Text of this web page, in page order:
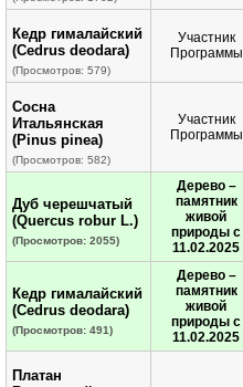
Кедр гималайский
(Cedrus deodara)
(Просмотров: 579)
Участник
Программы
Сосна
Итальянская
(Pinus pinea)
(Просмотров: 582)
Участник
Программы
Дуб черешчатый
(Quercus robur L.)
(Просмотров: 2055)
Дерево –
памятник
живой
природы с
11.02.2025
Кедр гималайский
(Cedrus deodara)
(Просмотров: 491)
Дерево –
памятник
живой
природы с
11.02.2025
Платан